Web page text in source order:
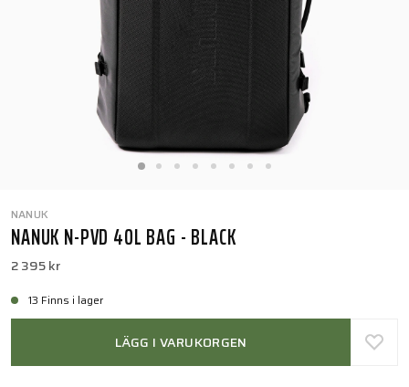
NANUK
NANUK N-PVD 40L BAG - BLACK
2 395 kr
13 Finns i lager
LÄGG I VARUKORGEN